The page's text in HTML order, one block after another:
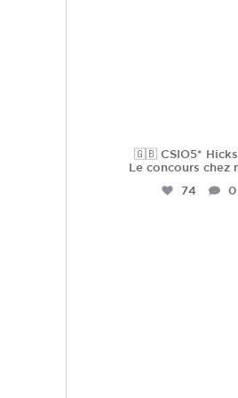
🇬🇧 CSIO5*
Le concours chez
74
0